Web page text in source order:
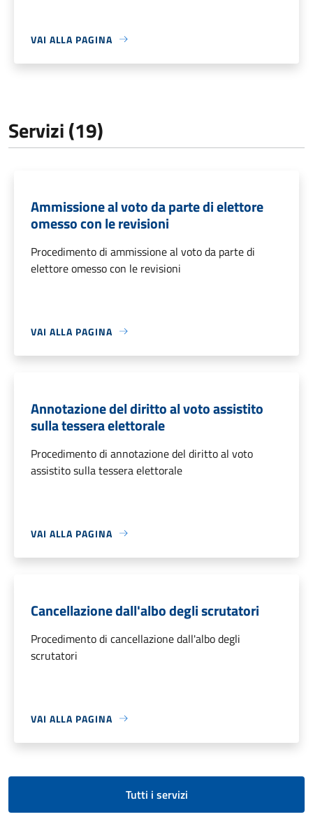
VAI ALLA PAGINA
Servizi (19)
Ammissione al voto da parte di elettore
omesso con le revisioni
Procedimento di ammissione al voto da parte di
elettore omesso con le revisioni
VAI ALLA PAGINA
Annotazione del diritto al voto assistito
sulla tessera elettorale
Procedimento di annotazione del diritto al voto
assistito sulla tessera elettorale
VAI ALLA PAGINA
Cancellazione dall'albo degli scrutatori
Procedimento di cancellazione dall'albo degli
scrutatori
VAI ALLA PAGINA
Tutti i servizi